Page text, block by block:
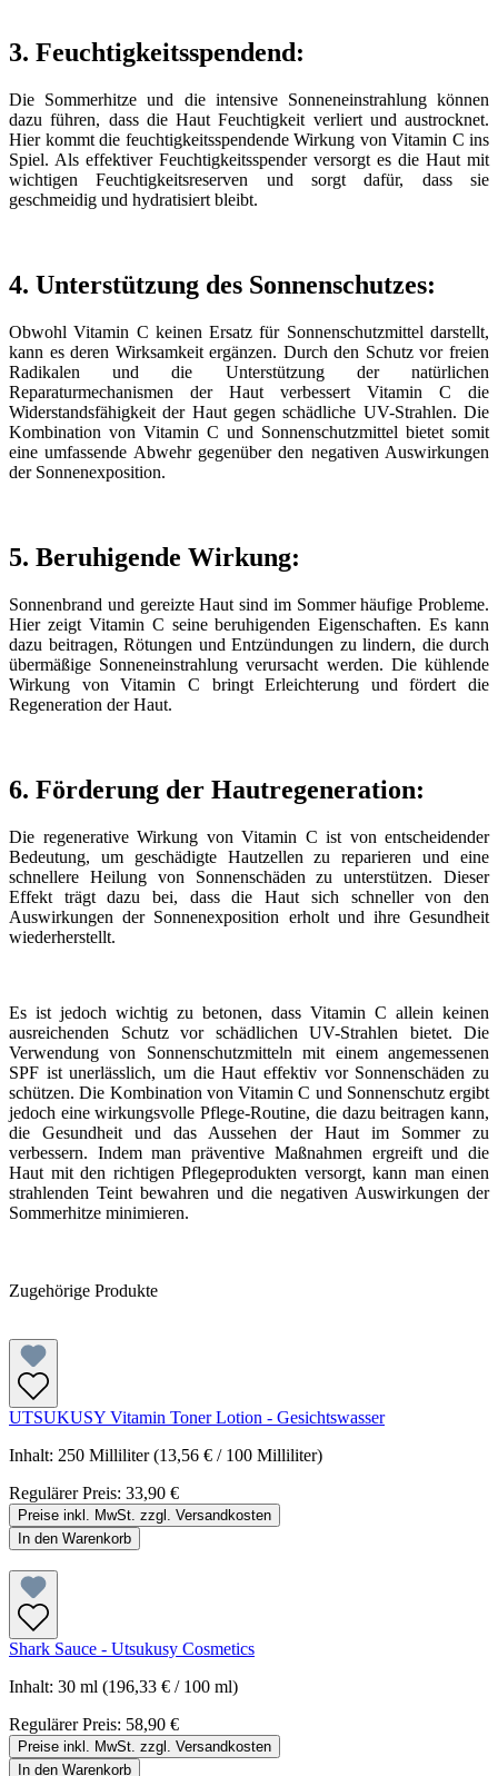
3. Feuchtigkeitsspendend:
Die Sommerhitze und die intensive Sonneneinstrahlung können
dazu führen, dass die Haut Feuchtigkeit verliert und austrocknet.
Hier kommt die feuchtigkeitsspendende Wirkung von Vitamin C ins
Spiel. Als effektiver Feuchtigkeitsspender versorgt es die Haut mit
wichtigen Feuchtigkeitsreserven und sorgt dafür, dass sie
geschmeidig und hydratisiert bleibt.
4. Unterstützung des Sonnenschutzes:
Obwohl Vitamin C keinen Ersatz für Sonnenschutzmittel darstellt,
kann es deren Wirksamkeit ergänzen. Durch den Schutz vor freien
Radikalen und die Unterstützung der natürlichen
Reparaturmechanismen der Haut verbessert Vitamin C die
Widerstandsfähigkeit der Haut gegen schädliche UV-Strahlen. Die
Kombination von Vitamin C und Sonnenschutzmittel bietet somit
eine umfassende Abwehr gegenüber den negativen Auswirkungen
der Sonnenexposition.
5. Beruhigende Wirkung:
Sonnenbrand und gereizte Haut sind im Sommer häufige Probleme.
Hier zeigt Vitamin C seine beruhigenden Eigenschaften. Es kann
dazu beitragen, Rötungen und Entzündungen zu lindern, die durch
übermäßige Sonneneinstrahlung verursacht werden. Die kühlende
Wirkung von Vitamin C bringt Erleichterung und fördert die
Regeneration der Haut.
6. Förderung der Hautregeneration:
Die regenerative Wirkung von Vitamin C ist von entscheidender
Bedeutung, um geschädigte Hautzellen zu reparieren und eine
schnellere Heilung von Sonnenschäden zu unterstützen. Dieser
Effekt trägt dazu bei, dass die Haut sich schneller von den
Auswirkungen der Sonnenexposition erholt und ihre Gesundheit
wiederherstellt.
Es ist jedoch wichtig zu betonen, dass Vitamin C allein keinen
ausreichenden Schutz vor schädlichen UV-Strahlen bietet. Die
Verwendung von Sonnenschutzmitteln mit einem angemessenen
SPF ist unerlässlich, um die Haut effektiv vor Sonnenschäden zu
schützen. Die Kombination von Vitamin C und Sonnenschutz ergibt
jedoch eine wirkungsvolle Pflege-Routine, die dazu beitragen kann,
die Gesundheit und das Aussehen der Haut im Sommer zu
verbessern. Indem man präventive Maßnahmen ergreift und die
Haut mit den richtigen Pflegeprodukten versorgt, kann man einen
strahlenden Teint bewahren und die negativen Auswirkungen der
Sommerhitze minimieren.
Zugehörige Produkte
UTSUKUSY Vitamin Toner Lotion - Gesichtswasser
Inhalt: 250 Milliliter(13,56 € / 100 Milliliter)
Regulärer Preis: 33,90 €
Preise inkl. MwSt. zzgl. Versandkosten
In den Warenkorb
Shark Sauce - Utsukusy Cosmetics
Inhalt: 30 ml (196,33 € / 100 ml)
Regulärer Preis: 58,90 €
Preise inkl. MwSt. zzgl. Versandkosten
In den Warenkorb